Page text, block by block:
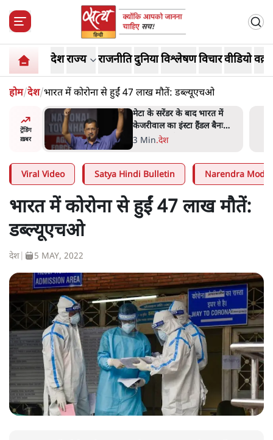
देशराज्य राजनीतिदुनियाविश्लेषणविचारवीडियो
होम/देश/भारत में कोरोना से हुईं 47 लाख मौतें: डब्ल्यूएचओ
ट्रेंडिंग
ख़बर
जंतर-मंतर प्रोटेस्ट- 'ताकतवर
सरकार के नाम पर आक्रामकता न
दिखाए पुलिस, जेन जी को सुने':
5 Min.देश
Viral Video Satya Hindi Bulletin Narendra Modi
भारत में कोरोना से हुईं 47 लाख मौतें:
डब्ल्यूएचओ
देश 5 MAY, 2022